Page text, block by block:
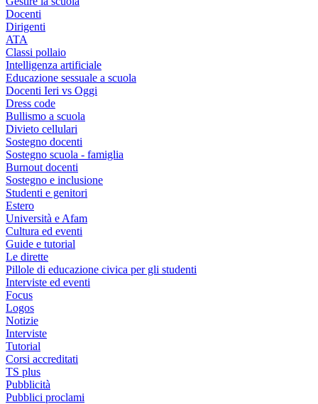
Docenti
Dirigenti
ATA
Classi pollaio
Intelligenza artificiale
Educazione sessuale a scuola
Docenti Ieri vs Oggi
Dress code
Bullismo a scuola
Divieto cellulari
Sostegno docenti
Sostegno scuola - famiglia
Burnout docenti
Sostegno e inclusione
Studenti e genitori
Estero
Università e Afam
Cultura ed eventi
Guide e tutorial
Le dirette
Pillole di educazione civica per gli studenti
Interviste ed eventi
Focus
Logos
Notizie
Interviste
Tutorial
Corsi accreditati
TS plus
Pubblicità
Pubblici proclami